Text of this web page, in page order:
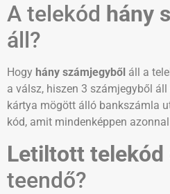
A telekód hány
áll?
Hogy hány számjegyből áll a
a válsz, hiszen 3 számjegyből
kártya mögött álló bankszámla
kód, amit mindenképpen
Letiltott telekód
teendő?